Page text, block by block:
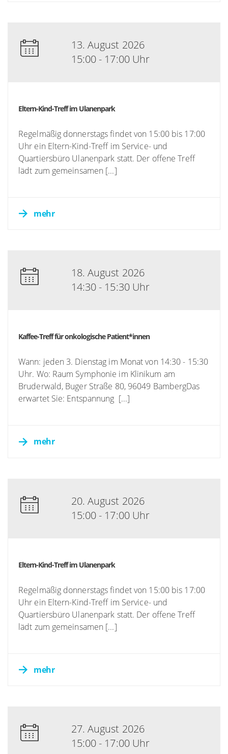
13. August 2026
15:00 - 17:00 Uhr
Eltern-Kind-Treff im Ulanenpark
Regelmäßig donnerstags findet von 15:00 bis 17:00
Uhr ein Eltern-Kind-Treff im Service- und
Quartiersbüro Ulanenpark statt. Der offene Treff
lädt zum gemeinsamen [...]
mehr
18. August 2026
14:30 - 15:30 Uhr
Kaffee-Treff für onkologische Patient*innen
Wann: jeden 3. Dienstag im Monat von 14:30 - 15:30
Uhr. Wo: Raum Symphonie im Klinikum am
Bruderwald, Buger Straße 80, 96049 BambergDas
erwartet Sie: Entspannung [...]
mehr
20. August 2026
15:00 - 17:00 Uhr
Eltern-Kind-Treff im Ulanenpark
Regelmäßig donnerstags findet von 15:00 bis 17:00
Uhr ein Eltern-Kind-Treff im Service- und
Quartiersbüro Ulanenpark statt. Der offene Treff
lädt zum gemeinsamen [...]
mehr
27. August 2026
15:00 - 17:00 Uhr